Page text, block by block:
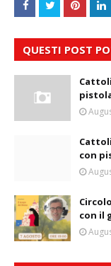
QUESTI POST
con
con il